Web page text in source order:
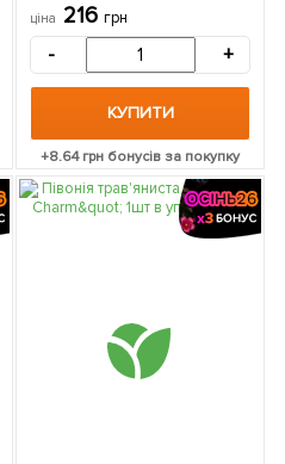
ціна 216 грн
- +
КУПИТИ
+8.64грн бонусів за покупку